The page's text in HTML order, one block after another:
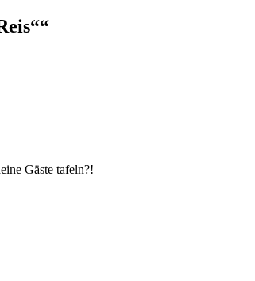
Gäste tafeln?!